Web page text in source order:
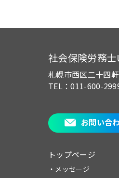
社会保険労務
札幌市西区二十四
TEL：011-600-
お問い合
トップページ
・メッセージ